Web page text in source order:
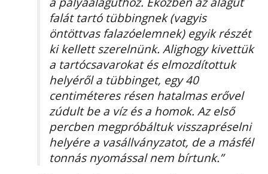
falát tartó tübbingnek (vagyis
öntöttvas falazóelemnek) egyik részét
ki kellett szerelnünk. Alighogy kivettük
a tartócsavarokat és elmozdítottuk
helyéről a tübbinget, egy 40
centiméteres résen hatalmas erővel
zúdult be a víz és a homok. Az első
percben megpróbáltuk visszapréselni
helyére a vasállványzatot, de a másfél
tonnás nyomással nem bírtunk.”